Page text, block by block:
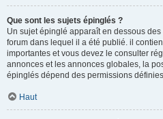
Que sont les sujets épinglés ?
Un sujet épinglé apparaît en dessous
forum dans lequel il a été publié. il
importantes et vous devez le consulter
annonces et les annonces globales, la
épinglés dépend des permissions
Haut